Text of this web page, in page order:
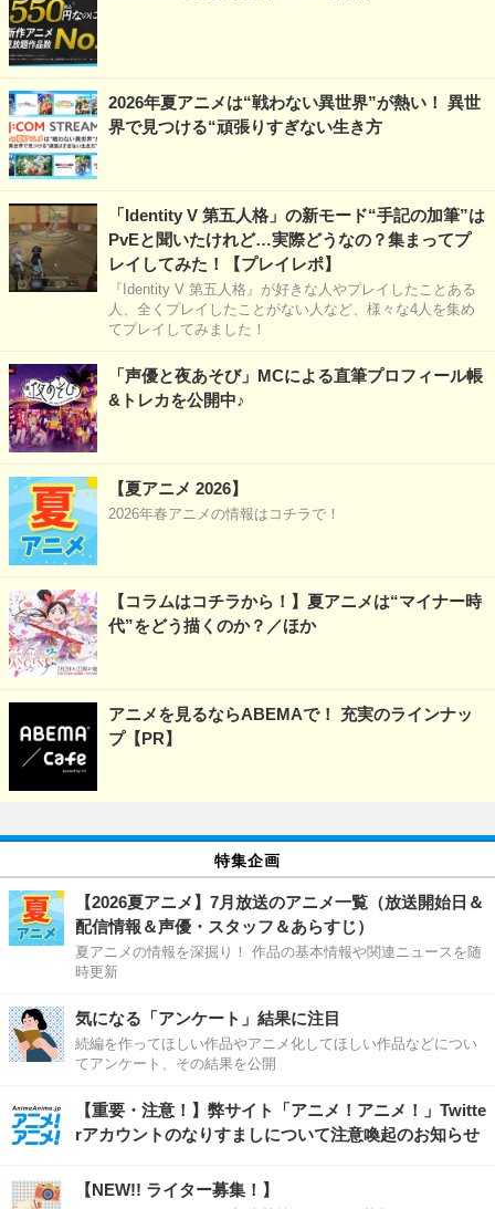
2026年夏アニメは“戦わない異世界”が熱い！ 異世
界で見つける“頑張りすぎない生き方
「Identity V 第五人格」の新モード“手記の加筆”は
PvEと聞いたけれど…実際どうなの？集まってプ
レイしてみた！【プレイレポ】
『Identity V 第五人格』が好きな人やプレイしたことある
人、全くプレイしたことがない人など、様々な4人を集め
てプレイしてみました！
「声優と夜あそび」MCによる直筆プロフィール帳
&トレカを公開中♪
【夏アニメ 2026】
2026年春アニメの情報はコチラで！
【コラムはコチラから！】夏アニメは“マイナー時
代”をどう描くのか？／ほか
アニメを見るならABEMAで！ 充実のラインナッ
プ【PR】
特集企画
【2026夏アニメ】7月放送のアニメ一覧（放送開始日＆
配信情報＆声優・スタッフ＆あらすじ）
夏アニメの情報を深掘り！ 作品の基本情報や関連ニュースを随
時更新
気になる「アンケート」結果に注目
続編を作ってほしい作品やアニメ化してほしい作品などについ
てアンケート、その結果を公開
【重要・注意！】弊サイト「アニメ！アニメ！」Twitte
rアカウントのなりすましについて注意喚起のお知らせ
【NEW!! ライター募集！】